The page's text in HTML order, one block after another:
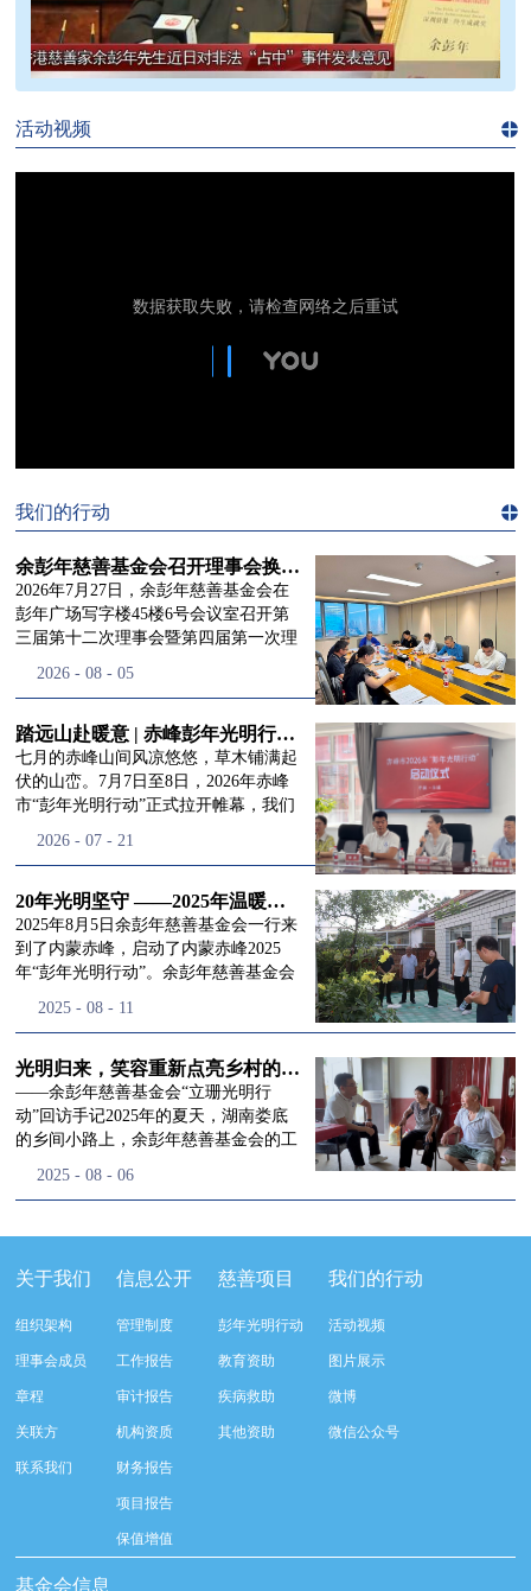
活动视频
我们的行动
余彭年慈善基金会召开理事会换届会议
2026年7月27日，余彭年慈善基金会在
彭年广场写字楼45楼6号会议室召开第
三届第十二次理事会暨第四届第一次理
徐滨先生；副理事长兼秘书长彭志兵先
生、李玲辉先生、郭启兴先生及梅鑫先
生，现场列席人员:监事孙海跃先生，联
合党支部书记曾层同志。本次会议由理
事长徐滨主持，会议出席人数超过理事
换届会议严格按照基金会章程规定流程
同回顾了基金会过往任期内在助学兴
教、医疗救助、公益事业普惠等多个领
域深耕耕耘的公益历程，充分肯定了第
三届理事会全体成员多年来接续付出的
民、济世利人"的慈善理念所做出的突
流程，完成了新一届治理层的选举任
命，全新的第四届理事会正式组建完
成：选举彭志兵、徐滨、彭新英、李
栋、李玲辉、郭启兴、梅鑫为余彭年慈
余彭年慈善基金会第四届理事会监事。
徐滨先生当选余彭年慈善基金会第四届
先生依次为新一任理事长徐滨先生及秘
新起点上，基金会将始终坚守创立初
心，继续沿着余彭年先生的慈善足迹稳
步前行：一方面将持续巩固已有的品牌
公益项目优势，把帮扶资源更精准地向
索适配新时代公益环境的创新路径，联
动更多社会爱心力量，搭建更透明、更
阔的角落，用实际行动践行"取之于社
会、用之于社会"的公益承诺。未来，
余彭年慈善基金会将在新一届理事会的
带领下，以更饱满的热忱投身公益慈善
2026 - 08 - 05
踏远山赴暖意 | 赤峰彭年光明行动启程，入户回访接住乡亲眼底的光亮
七月的赤峰山间风凉悠悠，草木铺满起
伏的山峦。7月7日至8日，2026年赤峰
市“彭年光明行动”正式拉开帷幕，我们
土地，赴一场延续了二十一年的光明之
残联唐婷婷理事长到场参与本次启动活
动，由衷肯定了基金会坚持二十一年深
耕光明帮扶的坚守，也向长久奔走推进
项目的我们表达了谢意。二十一年时光
市与县域，一趟趟奔赴偏远地区，只为
景，这份认可，也让我们更加笃定前行
的脚步。启动仪式落幕之后，我们没有
即刻返程，联合赤峰市残联的工作人
员、专业医护队伍走入乡间小路，随机
小路弯弯曲曲，两边是繁茂的林木，我
家中。简朴的乡村民居陈设简单，老人
往日家中大大小小的农活，全都压在了
老伴一人肩上。此前季爷爷的左眼早已
彻底失明，卧床的日子里视野一片昏
暗，行动受限再加上双目近乎失明，老
人常常对往后的生活满心忧虑。得益于
去年项目开展的右眼手术，如今他的右
眼重获视力，平日里能够看清手机屏
幕，简单的日常起居也可以自己打理不
少。聊天的时候季爷爷语气满是庆
幸：“本来走路就不利索，要是双眼都
看不见，真的不敢设想往后的日子。现
2026 - 07 - 21
20年光明坚守 ——2025年温暖启程“彭年光明行动”内蒙赤峰
2025年8月5日余彭年慈善基金会一行来
到了内蒙赤峰，启动了内蒙赤峰2025
年“彭年光明行动”。余彭年慈善基金会
欣以及余彭年慈善基金会志愿者姜颖妍
峰市残联理事长孙德欣对我们“彭年光
明行动”给予了高度的肯定，他表示“彭
年光明行动”不仅仅是帮助白内障患者
恢复光明，最重要的是减轻了患者家庭
事业的生动体现。随后余彭年慈善基金
光明行动”在内蒙的点点滴滴，并希望
覆盖，加强术后随访与科普宣传，同时
仪式后余彭年慈善基金会一行实地探访
了项目实施的一线情况，详细了解了患
流程就诊环节。 探访结束后，我们一行
开始对参与项目的患者进行了随机的回
项目的患者进行了随机的回访。居住在
松山区三道井子村的王奶奶左眼一直视
检查治疗。村里的赵书记在走访过程中
2025 - 08 - 11
光明归来，笑容重新点亮乡村的角落
——余彭年慈善基金会“立珊光明行
动”回访手记2025年的夏天，湖南娄底
的乡间小路上，余彭年慈善基金会的工
着一份特别的牵挂，走进了一个个普通
曾经被白内障困扰的老人，在接受
发生了怎样的变化。“现在能看清菜苗
来到涟源市渡头塘乡洪家村。72岁的曾
爷爷正在自家菜地里忙碌。他曾是村里
见，另一只眼睛的视力也越来越差。以
前，他看不清鱼塘的水位，也分不清菜
术后，眼睛亮堂多了！”老人笑着说。
现在，他能清楚地看到鱼塘里鱼儿游动
杂草。尽管手部有残疾，但他在田埂上
2025 - 08 - 06
们的行
动
道>>
关于我们
组织架构
理事会成员
章程
关联方
联系我们
信息公开
管理制度
工作报告
审计报告
机构资质
财务报告
项目报告
保值增值
慈善项目
彭年光明行动
教育资助
疾病救助
其他资助
我们的行动
活动视频
图片展示
微博
微信公众号
基金会信息